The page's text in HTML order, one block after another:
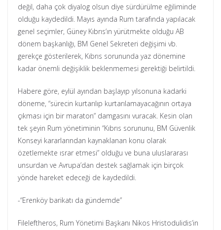
değil, daha çok diyalog olsun diye sürdürülme eğiliminde
olduğu kaydedildi. Mayıs ayında Rum tarafında yapılacak
genel seçimler, Güney Kıbrıs’ın yürütmekte olduğu AB
dönem başkanlığı, BM Genel Sekreteri değişimi vb.
gerekçe gösterilerek, Kıbrıs sorununda yaz dönemine
kadar önemli değişiklik beklenmemesi gerektiği belirtildi.
Habere göre, eylül ayından başlayıp yılsonuna kadarki
döneme, “sürecin kurtarılıp kurtarılamayacağının ortaya
çıkması için bir maraton” damgasını vuracak. Kesin olan
tek şeyin Rum yönetiminin “Kıbrıs sorununu, BM Güvenlik
Konseyi kararlarından kaynaklanan konu olarak
özetlemekte ısrar etmesi” olduğu ve buna uluslararası
unsurdan ve Avrupa’dan destek sağlamak için birçok
yönde hareket edeceği de kaydedildi.
-“Erenköy barikatı da gündemde”
Fileleftheros, Rum Yönetimi Başkanı Nikos Hristodulidis’in